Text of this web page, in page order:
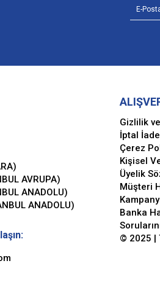
AVRUPA)
ANADOLU)
ANADOLU)
Gizlilik
İptal
Çerez
Kişisel
Üyelik
Müşteri
Banka
© 2025 |